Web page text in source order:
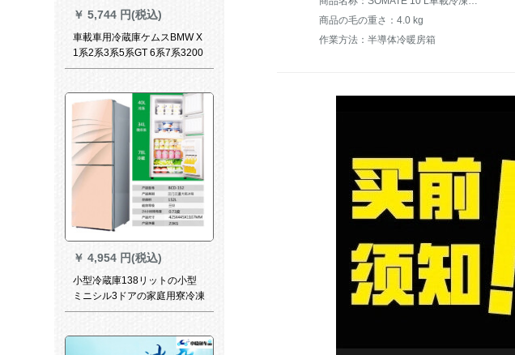
￥ 5,744 円(税込)
車載車用冷蔵庫ケムスBMW X
1系2系3系5系GT 6系7系3200
Li自動車車載冷蔵庫2用12小型
220 v+12車両用【宇宙銀】
￥ 4,954 円(税込)
小型冷蔵庫138リットの小型
ミニシル3ドアの家庭用寮冷凍
車用冷蔵庫静音両門118リッ
商品の毛の重さ：4.0 kg
作業方法：半導体冷暖房箱